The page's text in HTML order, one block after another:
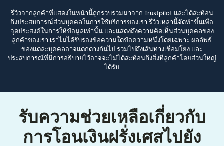
รีวิวจากลูกค้าที่แสดงในหน้านี้ถูกรวบรวมมาจาก Trustpilot และได้สะท้อน
ถึงประสบการณ์ส่วนบุคคลในการใช้บริการของเรา รีวิวเหล่านี้จัดทำขึ้นเพื่อ
จุดประสงค์ในการให้ข้อมูลเท่านั้น และแสดงถึงความคิดเห็นส่วนบุคคลของ
ลูกค้าของเรา เราไม่ได้รับรองข้อความใดข้อความหนึ่งโดยเฉพาะ ผลลัพธ์
ของแต่ละบุคคลอาจแตกต่างกันไป รวมไปถึงเส้นทางเชื่อมโยง และ
ประสบการณ์ที่มีการอธิบายไว้อาจจะไม่ได้สะท้อนถึงสิ่งที่ลูกค้าโดยส่วนใหญ่
ได้รับ
รับความช่วยเหลือเกี่ยวกับ
การโอนเงินฝรั่งเศสไปยัง